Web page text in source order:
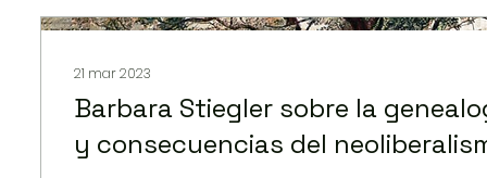
21 mar 2023
Barbara Stiegler sobre la
y consecuencias del